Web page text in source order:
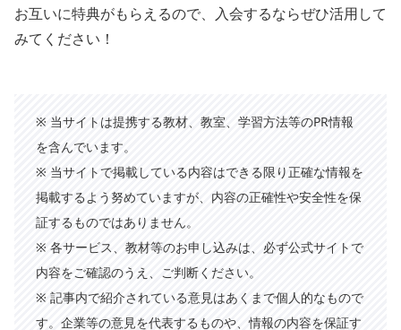
お互いに特典がもらえるので、入会するならぜひ活用して
みてください！
※ 当サイトは提携する教材、教室、学習方法等のPR情報
を含んでいます。
※ 当サイトで掲載している内容はできる限り正確な情報を
掲載するよう努めていますが、内容の正確性や安全性を保
証するものではありません。
※ 各サービス、教材等のお申し込みは、必ず公式サイトで
内容をご確認のうえ、ご判断ください。
※ 記事内で紹介されている意見はあくまで個人的なもので
す。企業等の意見を代表するものや、情報の内容を保証す